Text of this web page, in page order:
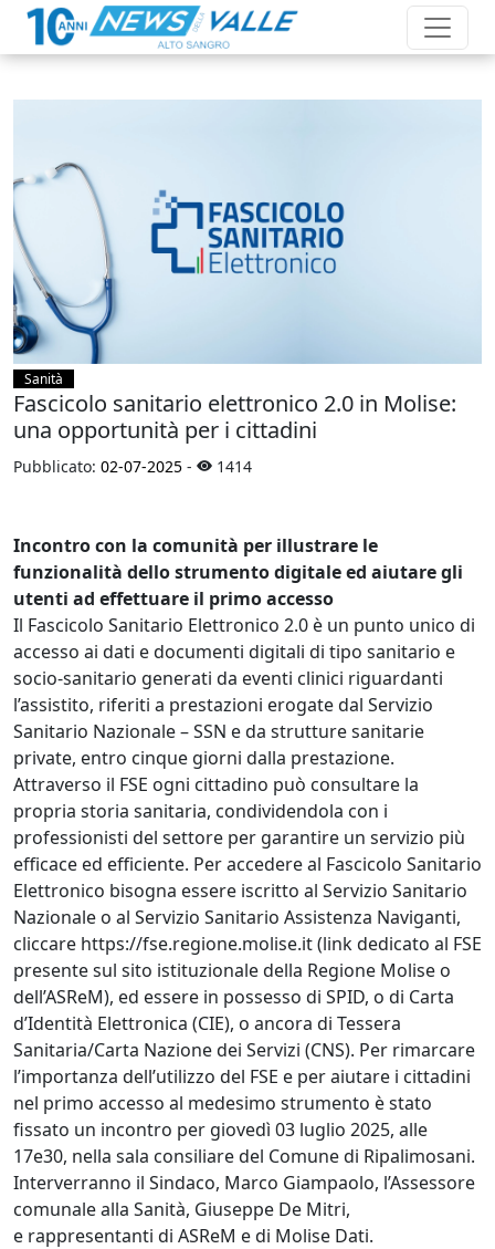
Sanità
Fascicolo sanitario elettronico 2.0 in Molise:
una opportunità per i cittadini
Pubblicato: 02-07-2025 - 1414
Incontro con la comunità per illustrare le
funzionalità dello strumento digitale ed aiutare gli
utenti ad effettuare il primo accesso
Il Fascicolo Sanitario Elettronico 2.0 è un punto unico di
accesso ai dati e documenti digitali di tipo sanitario e
socio-sanitario generati da eventi clinici riguardanti
l’assistito, riferiti a prestazioni erogate dal Servizio
Sanitario Nazionale – SSN e da strutture sanitarie
private, entro cinque giorni dalla prestazione.
Attraverso il FSE ogni cittadino può consultare la
propria storia sanitaria, condividendola con i
professionisti del settore per garantire un servizio più
efficace ed efficiente. Per accedere al Fascicolo Sanitario
Elettronico bisogna essere iscritto al Servizio Sanitario
Nazionale o al Servizio Sanitario Assistenza Naviganti,
cliccare https://fse.regione.molise.it (link dedicato al FSE
presente sul sito istituzionale della Regione Molise o
dell’ASReM), ed essere in possesso di SPID, o di Carta
d’Identità Elettronica (CIE), o ancora di Tessera
Sanitaria/Carta Nazione dei Servizi (CNS). Per rimarcare
l’importanza dell’utilizzo del FSE e per aiutare i cittadini
nel primo accesso al medesimo strumento è stato
fissato un incontro per giovedì 03 luglio 2025, alle
17e30, nella sala consiliare del Comune di Ripalimosani.
Interverranno il Sindaco, Marco Giampaolo, l’Assessore
comunale alla Sanità, Giuseppe De Mitri,
e rappresentanti di ASReM e di Molise Dati.